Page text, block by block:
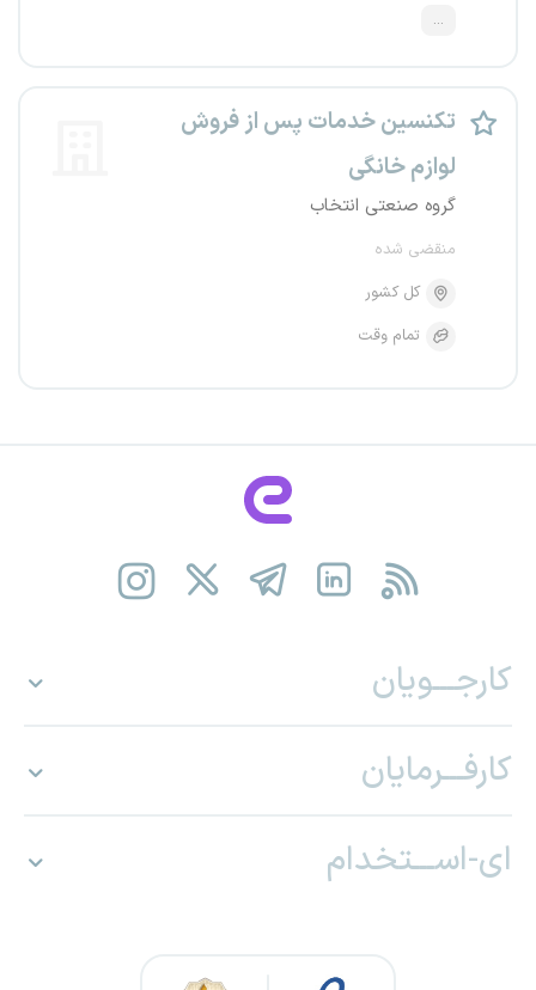
...
تکنسین خدمات پس از فروش
لوازم خانگی
گروه صنعتی انتخاب
منقضی شده
کل کشور
تمام وقت
کارجـــویان
کارفـــرمایان
ای-اســـتخدام